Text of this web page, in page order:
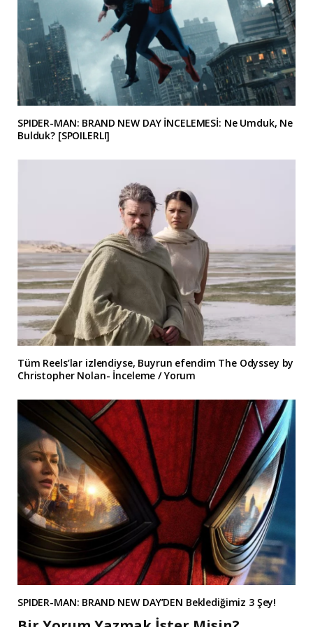
SPIDER-MAN: BRAND NEW DAY İNCELEMESİ: Ne Umduk, Ne
Bulduk? [SPOILERLI]
Tüm Reels’lar izlendiyse, Buyrun efendim The Odyssey by
Christopher Nolan- İnceleme / Yorum
SPIDER-MAN: BRAND NEW DAY’DEN Beklediğimiz 3 Şey!